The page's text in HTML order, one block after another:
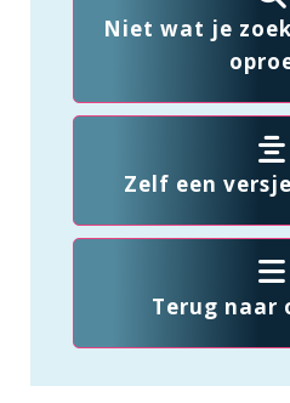
Niet wat je
Zelf een
Terug naar